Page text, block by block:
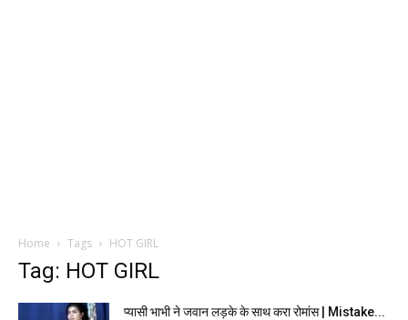
Home Tags HOT GIRL
Tag: HOT GIRL
प्यासी भाभी ने जवान लड़के के साथ करा रोमांस | Mistake...